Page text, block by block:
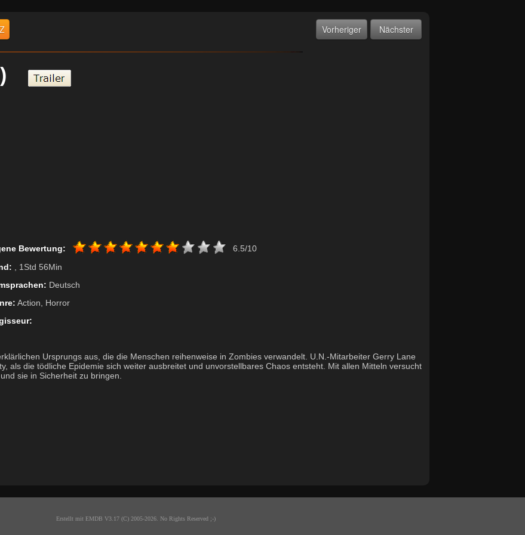
Vorheriger Nächster
Bewertung:
6.5/10
, 1Std 56Min
Deutsch
Action, Horror
Ursprungs aus, die die Menschen reihenweise in Zombies verwandelt. U.N.-Mitarbeiter Gerry Lane
als die tödliche Epidemie sich weiter ausbreitet und unvorstellbares Chaos entsteht. Mit allen Mitteln versucht
sie in Sicherheit zu bringen.
Erstellt mit EMDB V3.17 (C) 2005-2026. No Rights Reserved ;-)